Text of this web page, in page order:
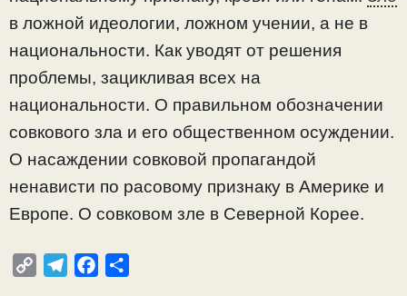
в ложной идеологии, ложном учении, а не в
национальности. Как уводят от решения
проблемы, зацикливая всех на
национальности. О правильном обозначении
совкового зла и его общественном осуждении.
О насаждении совковой пропагандой
ненависти по расовому признаку в Америке и
Европе. О совковом зле в Северной Корее.